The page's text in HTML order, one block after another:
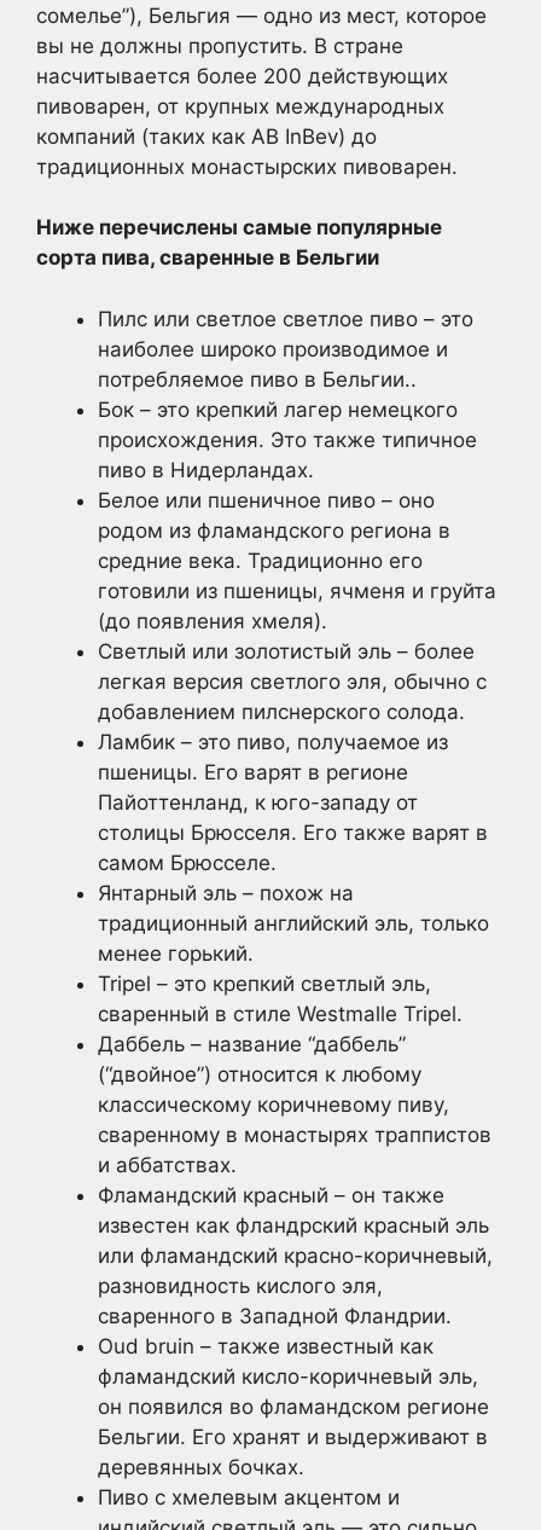
сомелье”), Бельгия — одно из мест, которое
вы не должны пропустить. В стране
насчитывается более 200 действующих
пивоварен, от крупных международных
компаний (таких как AB InBev) до
традиционных монастырских пивоварен.
Ниже перечислены самые популярные
сорта пива, сваренные в Бельгии
Пилс или светлое светлое пиво – это
наиболее широко производимое и
потребляемое пиво в Бельгии..
Бок – это крепкий лагер немецкого
происхождения. Это также типичное
пиво в Нидерландах.
Белое или пшеничное пиво – оно
родом из фламандского региона в
средние века. Традиционно его
готовили из пшеницы, ячменя и груйта
(до появления хмеля).
Светлый или золотистый эль – более
легкая версия светлого эля, обычно с
добавлением пилснерского солода.
Ламбик – это пиво, получаемое из
пшеницы. Его варят в регионе
Пайоттенланд, к юго-западу от
столицы Брюсселя. Его также варят в
самом Брюсселе.
Янтарный эль – похож на
традиционный английский эль, только
менее горький.
Tripel – это крепкий светлый эль,
сваренный в стиле Westmalle Tripel.
Даббель – название “даббель”
(“двойное”) относится к любому
классическому коричневому пиву,
сваренному в монастырях траппистов
и аббатствах.
Фламандский красный – он также
известен как фландрский красный эль
или фламандский красно-коричневый,
разновидность кислого эля,
сваренного в Западной Фландрии.
Oud bruin – также известный как
фламандский кисло-коричневый эль,
он появился во фламандском регионе
Бельгии. Его хранят и выдерживают в
деревянных бочках.
Пиво с хмелевым акцентом и